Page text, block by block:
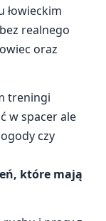
łowieckim
realnego
oraz
treningi
w spacer ale
czy
które mają